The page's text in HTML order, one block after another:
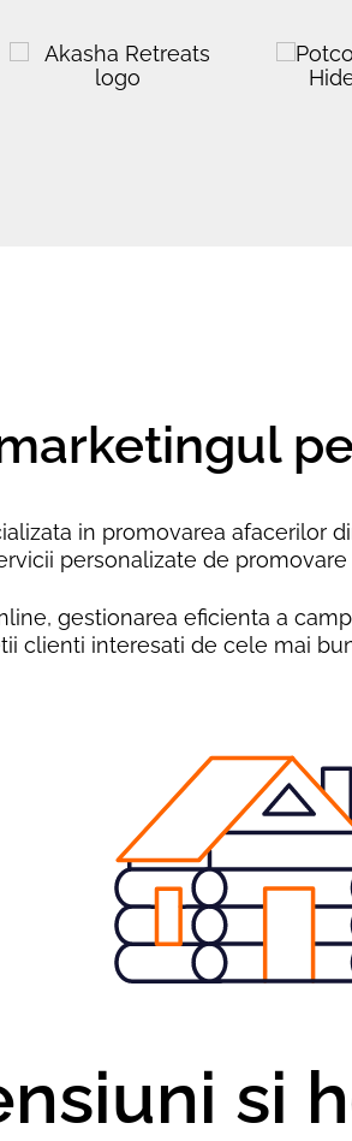
in promovarea afacerilor
personalizate de
gestionarea eficienta a
clienti interesati de cele mai
si